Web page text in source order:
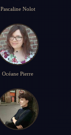
Pascaline Nolot
Océane Pierre